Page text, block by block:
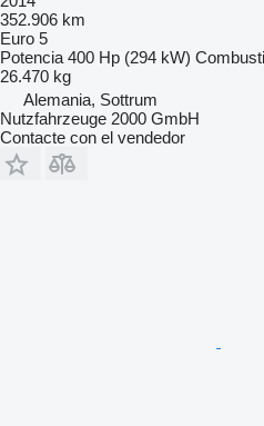
352.906 km
Euro 5
Potencia 400 Hp (294 kW)
26.470 kg
Alemania, Sottrum
Nutzfahrzeuge 2000 GmbH
Contacte con el vendedor